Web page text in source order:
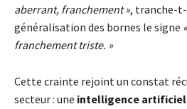
aberrant, franchement », tranche-
généralisation des bornes le signe
franchement triste. »
Cette crainte rejoint un constat
secteur : une intelligence